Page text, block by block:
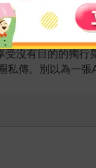
倚，在他筆下
在在。——張瑞芬
沒有目的的獨
私傳。別以為一